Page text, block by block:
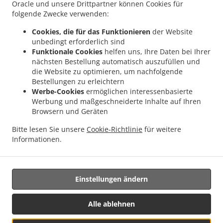
Oracle und unsere Drittpartner können Cookies für
folgende Zwecke verwenden:
Cookies, die für das Funktionieren der Website
unbedingt erforderlich sind
Funktionale Cookies helfen uns, Ihre Daten bei Ihrer
nächsten Bestellung automatisch auszufüllen und
die Website zu optimieren, um nachfolgende
Bestellungen zu erleichtern
Werbe-Cookies ermöglichen interessenbasierte
Werbung und maßgeschneiderte Inhalte auf Ihren
Browsern und Geräten
Bitte lesen Sie unsere Cookie-Richtlinie für weitere
Informationen.
Alle ablehnen
Einstellungen ändern
Lieferservice Alchenstorf
. Burger Lieferservice Oekingen . Burger Lieferservice
Burger Lieferservice Etziken . Burger Lieferservice Hüniken . Burger Lieferservice
Burger Lieferservice Oberramsern . Burger Lieferservice Kyburg-Buchegg
Burger Lieferservice Brügglen
. Burger Lieferservice Leuzigen . Burger Lieferservice
Niederösch . Burger Lieferservice Unterramsern . Burger Lieferservice Aetingen
Burger Lieferservice Hellsau . Burger Lieferservice Tscheppach
Burger Lieferservice Aeschi . Burger Lieferservice Bolken
Lieferservice Winistorf . Burger Lieferservice Seeberg .
Lieferservice Zauggenried
. Burger Lieferservice Burgdorf .
Burger Lieferservice
Lieferservice. Essen zum mitnehmen und zum Liefern
Unterstützt von:
X Media Services | xfilesmed@gmail.com